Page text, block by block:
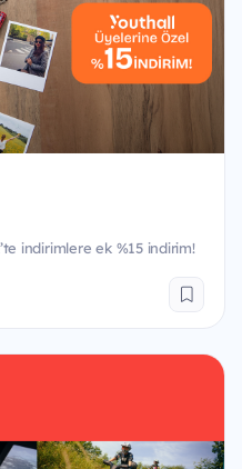
indirimlere ek %15 indirim!